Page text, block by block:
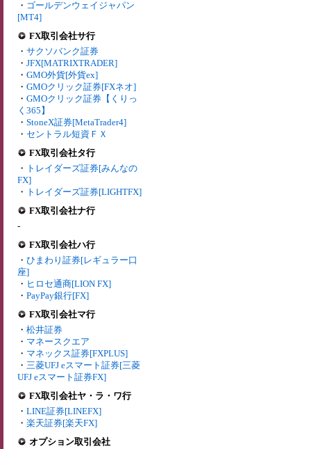
・ ゴールデンウェイジャパン
[MT4]
FX取引会社サ行
・ サクソバンク証券
・ JFX[MATRIXTRADER]
・ GMO外貨[外貨ex]
・ GMOクリック証券[FXネオ]
・ GMOクリック証券【くりっ
く365】
・ StoneX証券[MetaTrader4]
・ セントラル短資ＦＸ
FX取引会社タ行
・ トレイダーズ証券[みんなの
FX]
・ トレイダーズ証券[LIGHTFX]
FX取引会社ナ行
-
FX取引会社ハ行
・ ひまわり証券[レギュラー口
座]
・ ヒロセ通商[LION FX]
・ PayPay銀行[FX]
FX取引会社マ行
・ 松井証券
・ マネースクエア
・ マネックス証券[FXPLUS]
・ 三菱UFJ eスマート証券[三菱
UFJ eスマート証券FX]
FX取引会社ヤ・ラ・ワ行
・ LINE証券[LINEFX]
・ 楽天証券[楽天FX]
オプション取引会社